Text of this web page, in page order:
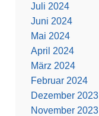
Juli 2024
Juni 2024
Mai 2024
April 2024
März 2024
Februar 2024
Dezember 2023
November 2023